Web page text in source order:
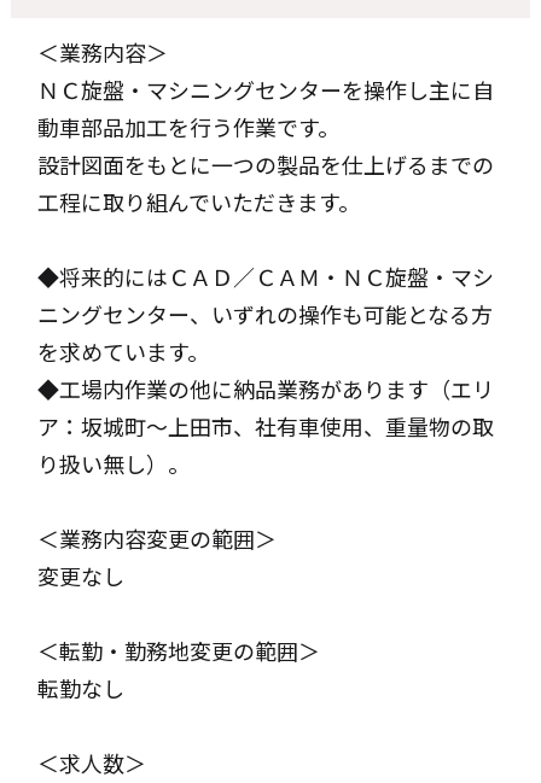
＜業務内容＞
ＮＣ旋盤・マシニングセンターを操作し主に自
動車部品加工を行う作業です。
設計図面をもとに一つの製品を仕上げるまでの
工程に取り組んでいただきます。
◆将来的にはＣＡＤ／ＣＡＭ・ＮＣ旋盤・マシ
ニングセンター、いずれの操作も可能となる方
を求めています。
◆工場内作業の他に納品業務があります（エリ
ア：坂城町～上田市、社有車使用、重量物の取
り扱い無し）。
＜業務内容変更の範囲＞
変更なし
＜転勤・勤務地変更の範囲＞
転勤なし
＜求人数＞